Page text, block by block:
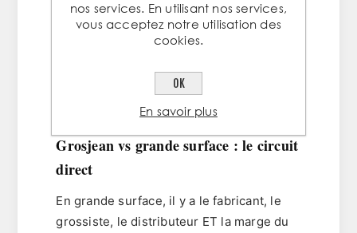
Découpe, délais, choix : ce
qu'il faut savoir avant
d'acheter de l'acier en petit
Grosjean vs grande surface : le circuit
direct
En grande surface, il y a le fabricant, le
grossiste, le distributeur ET la marge du
nos services. En utilisant nos services,
vous acceptez notre utilisation des
cookies.
OK
En savoir plus